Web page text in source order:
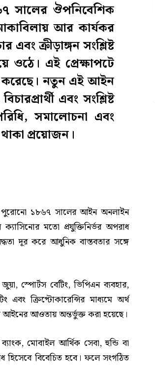
সালের ঔপনিবেশিক
আর কার্যকর
ক্রীড়াঙ্গন সংশ্লিষ্ট
ওঠে। এই প্রেক্ষাপটে
করেছে। নতুন এই আইন
এবং সংশ্লিষ্ট
সমালোচনা এবং
থাকা প্রয়োজন।
পুরোনো ১৮৬৭ সালের আইন অনলাইন
ক্যাসিনোর মতো প্রযুক্তিনির্ভর অপরাধ
দূর করে আধুনিক বাস্তবতার সঙ্গে
স্পোর্টস বেটিং, ভিপিএন ব্যবহার,
এবং ক্রিপ্টোকারেন্সির মাধ্যমে অর্থ
আইনের আওতায় অন্তর্ভুক্ত করা হয়েছে।
মোবাইল আর্থিক সেবা, হুন্ডি বা
হিসেবে বিবেচিত হবে। ফলে সংগঠিত